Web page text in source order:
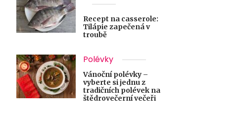
Recept na casserole:
Tilápie zapečená v
troubě
Polévky
Vánoční polévky –
vyberte si jednu z
tradičních polévek na
štědrovečerní večeři